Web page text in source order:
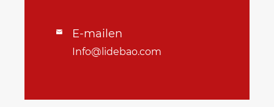
 E-mailen
Info@lidebao.com